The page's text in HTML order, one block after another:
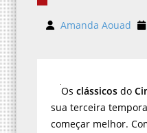
Amanda Aouad
Os clássicos do
sua terceira
começar melhor.